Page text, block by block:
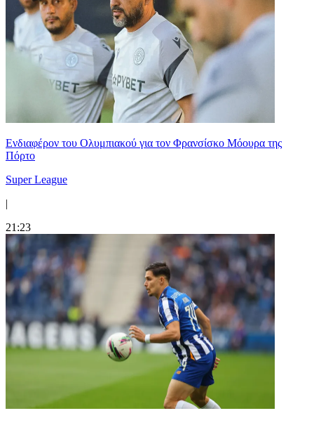
Ενδιαφέρον του Ολυμπιακού για τον Φρανσίσκο Μόουρα της
Πόρτο
Super League
|
21:23